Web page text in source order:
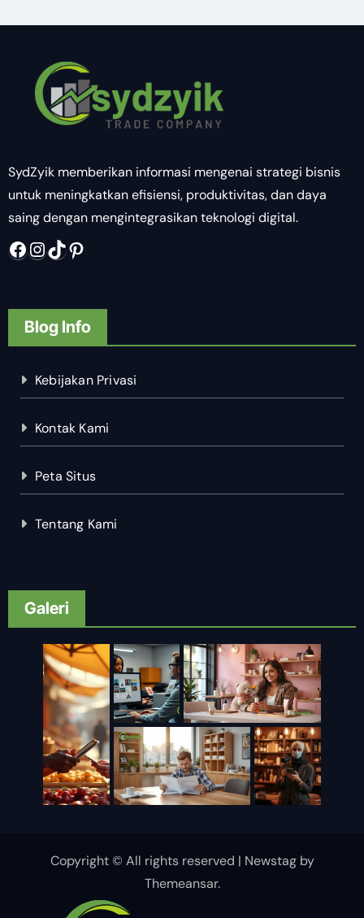
SydZyik memberikan informasi mengenai strategi bisnis
untuk meningkatkan efisiensi, produktivitas, dan daya
saing dengan mengintegrasikan teknologi digital.
Facebook
Instagram
TikTok
Pinterest
Blog Info
Kebijakan Privasi
Kontak Kami
Peta Situs
Tentang Kami
Galeri
Copyright © All rights reserved | Newstagby
Themeansar.